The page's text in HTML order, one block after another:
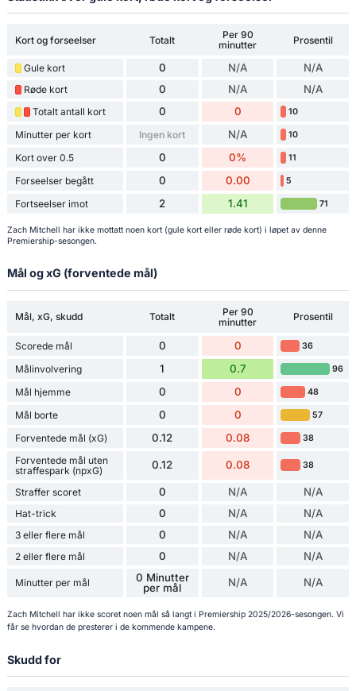
Kort og forseelser Totalt
Per 90
minutter
Prosentil
Gule kort 0 N/A N/A
Røde kort 0 N/A N/A
Totalt antall kort 0 0 10
Minutter per kort Ingen kort N/A 10
Kort over 0.5 0 0% 11
Forseelser begått 0 0.00 5
Fortseelser imot 2 1.41 71
Zach Mitchell har ikke mottatt noen kort (gule kort eller røde kort) i løpet av denne
Premiership-sesongen.
Mål og xG (forventede mål)
Mål, xG, skudd Totalt
Per 90
minutter
Prosentil
Scorede mål 0 0 36
Målinvolvering 1 0.7 96
Mål hjemme 0 0 48
Mål borte 0 0 57
Forventede mål (xG) 0.12 0.08 38
Forventede mål uten
straffespark (npxG)
0.12 0.08 38
Straffer scoret 0 N/A N/A
Hat-trick 0 N/A N/A
3 eller flere mål 0 N/A N/A
2 eller flere mål 0 N/A N/A
Minutter per mål
0 Minutter
per mål
N/A N/A
Zach Mitchell har ikke scoret noen mål så langt i Premiership 2025/2026-sesongen. Vi
får se hvordan de presterer i de kommende kampene.
Skudd for